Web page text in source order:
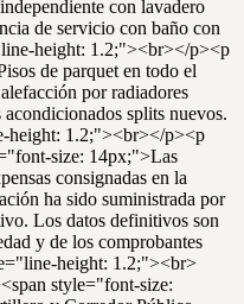
con lavadero
de servicio con baño con
height: 1.2;"><br></p><p
de parquet en todo el
por radiadores
splits nuevos.
height: 1.2;"><br></p><p
size: 14px;">Las
consignadas en la
ha sido suministrada por
Los datos definitivos son
y de los comprobantes
height: 1.2;"><br>
style="font-size: